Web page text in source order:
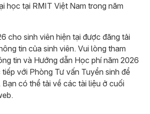
học tại RMIT Việt Nam trong năm
cho sinh viên hiện tại được đăng tải
tin của sinh viên. Vui lòng tham
tin và Hướng dẫn Học phí năm 2026
với Phòng Tư vấn Tuyển sinh để
Bạn có thể tải về các tài liệu ở cuối